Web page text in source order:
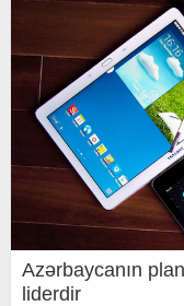
Azərbaycanın
liderdir